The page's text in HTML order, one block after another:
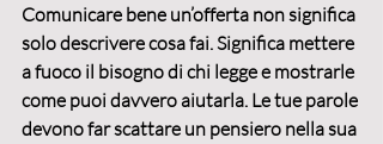
Comunicare bene un’offerta non significa
solo descrivere cosa fai. Significa mettere
a fuoco il bisogno di chi legge e mostrarle
come puoi davvero aiutarla. Le tue parole
devono far scattare un pensiero nella sua